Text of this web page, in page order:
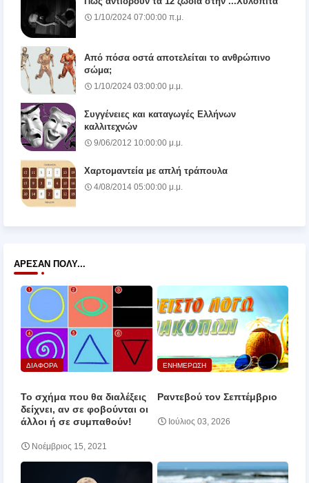
1/10/2024 07:00:00 π.μ.
Από πόσα οστά αποτελείται το ανθρώπινο
σώμα;
1/10/2024 03:00:00 μ.μ.
Συγγένειες και καταγωγές Ελλήνων
καλλιτεχνών
9/06/2012 10:00:00 μ.μ.
Χαρτομαντεία με απλή τράπουλα
4/08/2014 05:00:00 μ.μ.
ΆΡΕΣΑΝ ΠΟΛΎ...
ΔΙΑΦΟΡΑ
Το σχήμα που θα διαλέξεις
δείχνει, αν σε φοβούνται οι
άλλοι ή σε συμπαθούν!
Νοέμβριος 15, 2021
ΕΝΗΜΕΡΩΣΗ
Ραντεβού τον Σεπτέμβριο
Ιούλιος 03, 2026